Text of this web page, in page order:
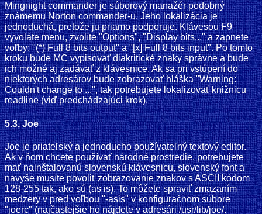
Mingnight commander je súborový manažér podobný
známemu Norton commander-u. Jeho lokalizácia je
jednoduchá, pretože ju priamo podporuje. Klávesou F9
vyvoláte menu, zvolíte "Options", "Display bits..." a zapnete
voľby: "(*) Full 8 bits output" a "[x] Full 8 bits input". Po tomto
kroku bude MC vypisovať diakritické znaky správne a bude
ich možné aj zadávať z klávesnice. Ak sa pri vstúpení do
niektorých adresárov bude zobrazovať hláška "Warning:
Couldn't change to ...", tak potrebujete lokalizovať knižnicu
readline (viď predchádzajúci krok).
5.3. Joe
Joe je priateľský a jednoducho používateľný textový editor.
Ak v ňom chcete používať národné prostredie, potrebujete
mať nainštalovanú slovenskú klávesnicu, slovenský font a
navyše musíte povoliť zobrazovanie znakov s ASCII kódom
128-255 tak, ako sú (as is). To môžete spraviť zmazaním
medzery v pred voľbou "-asis" v konfiguračnom súbore
"joerc" (najčastejšie ho nájdete v adresári /usr/lib/joe/.